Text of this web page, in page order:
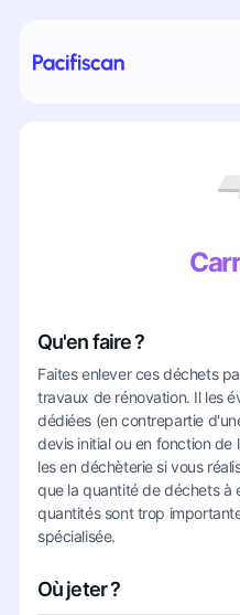
Qu'en faire ?
Faites enlever ces déchets
travaux de rénovation. Il les
dédiées (en contrepartie
devis initial ou en fonction
les en déchèterie si vous
que la quantité de déchets à
quantités sont trop
spécialisée.
Où jeter ?